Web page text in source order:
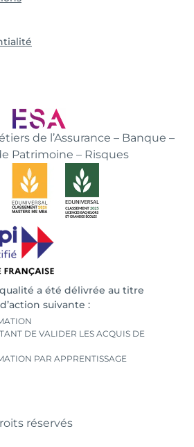
de l’Assurance – Banque –
Patrimoine – Risques
a été délivrée au titre
suivante :
DE VALIDER LES ACQUIS DE
PAR APPRENTISSAGE
réservés